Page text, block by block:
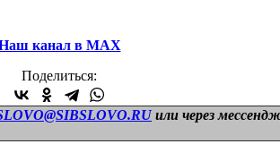
канал в МАХ
Поделиться:
или через